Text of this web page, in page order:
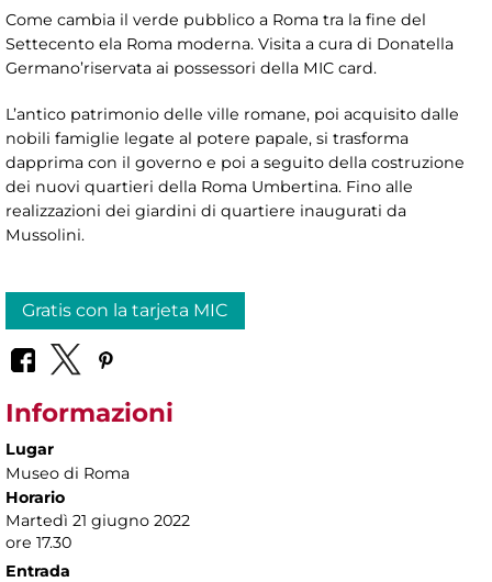
Come cambia il verde pubblico a Roma tra la fine del
Settecento ela Roma moderna. Visita a cura di Donatella
Germano’riservata ai possessori della MIC card.
L’antico patrimonio delle ville romane, poi acquisito dalle
nobili famiglie legate al potere papale, si trasforma
dapprima con il governo e poi a seguito della costruzione
dei nuovi quartieri della Roma Umbertina. Fino alle
realizzazioni dei giardini di quartiere inaugurati da
Mussolini.
Gratis con la tarjeta MIC
Informazioni
Lugar
Museo di Roma
Horario
Martedì 21 giugno 2022
ore 17.30
Entrada